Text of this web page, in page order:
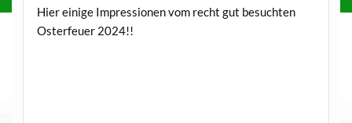
Hier einige Impressionen vom recht gut besuchten
Osterfeuer 2024!!